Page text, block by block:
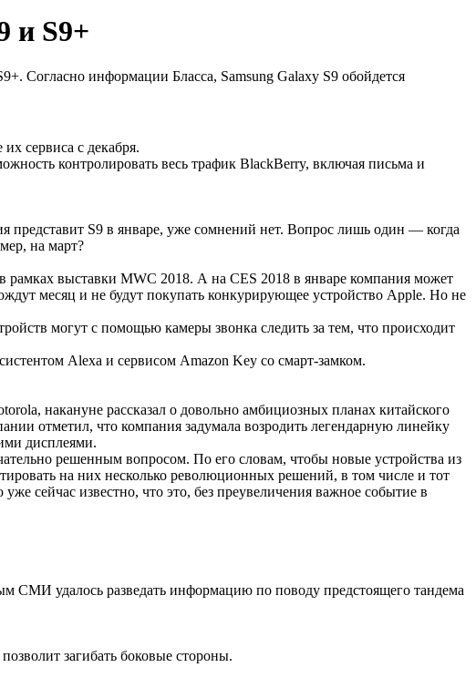
и S9+
Согласно информации Бласса, Samsung Galaxy S9 обойдется
сервиса с декабря.
контролировать весь трафик BlackBerry, включая письма и
представит S9 в январе, уже сомнений нет. Вопрос лишь один — когда
на март?
рамках выставки MWC 2018. А на CES 2018 в январе компания может
месяц и не будут покупать конкурирующее устройство Apple. Но не
могут с помощью камеры звонка следить за тем, что происходит
Alexa и сервисом Amazon Key со смарт-замком.
накануне рассказал о довольно амбициозных планах китайского
отметил, что компания задумала возродить легендарную линейку
дисплеями.
решенным вопросом. По его словам, чтобы новые устройства из
на них несколько революционных решений, в том числе и тот
сейчас известно, что это, без преувеличения важное событие в
СМИ удалось разведать информацию по поводу предстоящего тандема
загибать боковые стороны.